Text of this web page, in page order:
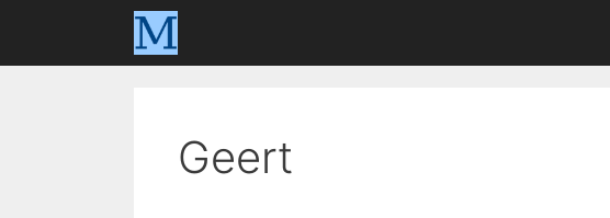
de
Geert